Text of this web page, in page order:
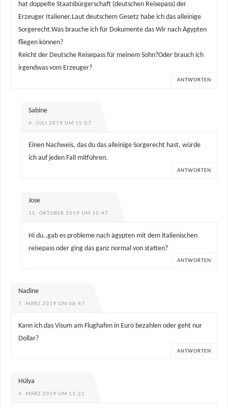
hat doppelte Staatsbürgerschaft (deutschen Reisepass) der
Erzeuger Italiener.Laut deutschem Gesetz habe ich das alleinige
Sorgerecht.Was brauche ich für Dokumente das Wir nach Ägypten
fliegen können?
Reicht der Deutsche Reisepass für meinem Sohn?Oder brauch ich
irgendwas vom Erzeuger?
ANTWORTEN
Sabine
4. JULI 2019 UM 15:07
Einen Nachweis, das du das alleinige Sorgerecht hast, würde
ich auf jeden Fall mitführen.
ANTWORTEN
Jose
15. OKTOBER 2019 UM 15:47
Hi du..gab es probleme nach ägypten mit dem italienischen
reisepass oder ging das ganz normal von statten?
ANTWORTEN
Nadine
7. MÄRZ 2019 UM 08:47
Kann ich das Visum am Flughafen in Euro bezahlen oder geht nur
Dollar?
ANTWORTEN
Hülya
4. MÄRZ 2019 UM 11:22